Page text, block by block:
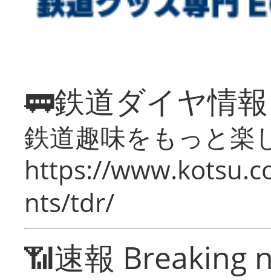
🚃鉄道ダイヤ情
鉄道趣味をもっと楽
https://
nts/tdr/
📶速報 Breaking